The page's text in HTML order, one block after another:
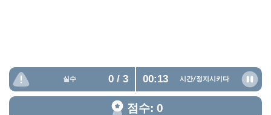
실수 0/ 3 00:14 시간/정지시키다
점수: 0